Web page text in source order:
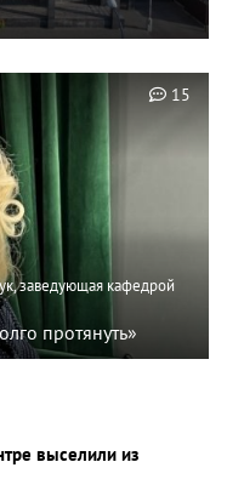
заведующая кафедрой
протянуть»
15
выселили из